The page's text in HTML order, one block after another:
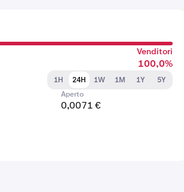
Venditori
100,0%
1H 24H 1W 1M 1Y
5Y
Aperto
0,0071 €